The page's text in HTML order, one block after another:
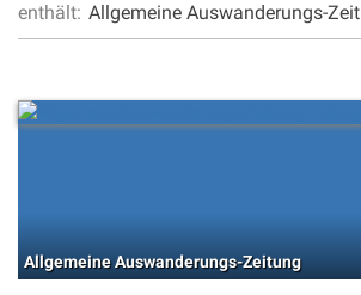
enthält: Allgemeine Auswanderungs-
Allgemeine Auswanderungs-Zeitung